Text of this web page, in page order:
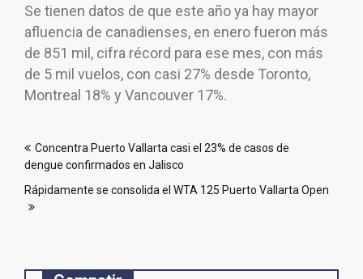
Se tienen datos de que este año ya hay mayor
afluencia de canadienses, en enero fueron más
de 851 mil, cifra récord para ese mes, con más
de 5 mil vuelos, con casi 27% desde Toronto,
Montreal 18% y Vancouver 17%.
de
entradas
Concentra Puerto Vallarta casi el 23% de casos de
dengue confirmados en Jalisco
Rápidamente se consolida el WTA 125 Puerto Vallarta Open